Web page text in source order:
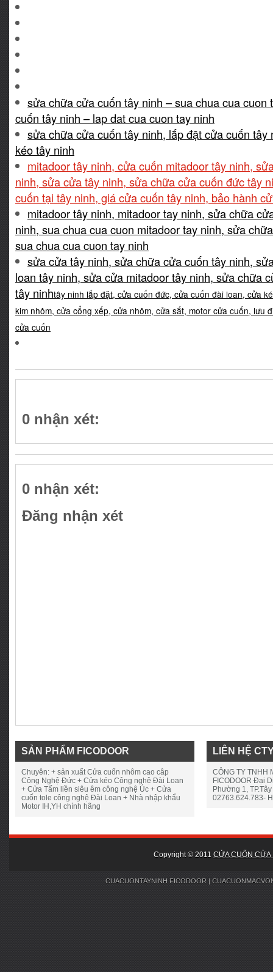
sửa chữa cửa cuốn tây ninh – sua chua cua cuon
cuốn tây ninh – lap dat cua cuon tay ninh
sửa chữa cửa cuốn tây ninh, lắp đặt cửa cuốn tây
kéo tây ninh
mitadoor tây ninh, cửa cuốn mitadoor tây ninh,
ninh, sửa cửa tây ninh, sửa chữa cửa cuốn đức tây
cuốn tại tây ninh, giá cửa cuốn tây ninh, bảo hành
mitadoor tây ninh, mitadoor tay ninh, sửa chữa
ninh, sua chua cua cuon mitadoor tay ninh, sửa
sua chua cua cuon tay ninh
sửa cửa tây ninh, sửa chữa cửa cuốn tây ninh,
loan tây ninh, sửa cửa mitadoor tây ninh, sửa chữa
tây ninhtây ninh lắp đặt, cửa cuốn đức, cửa cuốn đài loan, cửa
kim nhôm, cửa cổng xếp, cửa nhôm, cửa sắt, motor cửa cuốn, lưu
cửa cuốn
0 nhận xét:
0 nhận xét:
Đăng nhận xét
SẢN PHẨM FICODOOR
Chuyên: + sản xuất Cửa cuốn nhôm cao câp
Công Nghệ Đức + Cửa kéo Công nghệ Đài Loan
+ Cửa Tấm liền siêu êm công nghệ Úc + Cửa
cuốn tole công nghệ Đài Loan + Nhà nhập khẩu
Motor IH,YH chính hãng
LIÊN HỆ
CÔNG TY TNHH
FICODOOR Đại
Phường 1,
02763.624.783-
Copyright © 2011 CỬA CUỐN CỬA
CUACUONTAYNINH FICODOOR |